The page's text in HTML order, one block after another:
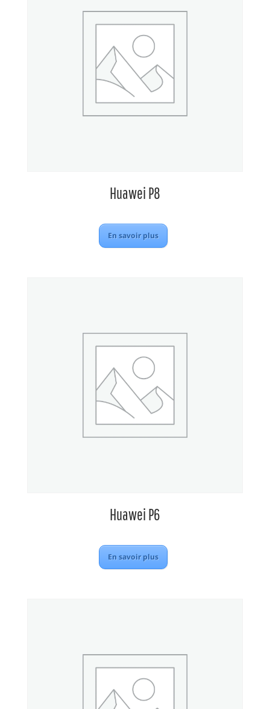
Huawei P8
En savoir plus
Huawei P6
En savoir plus